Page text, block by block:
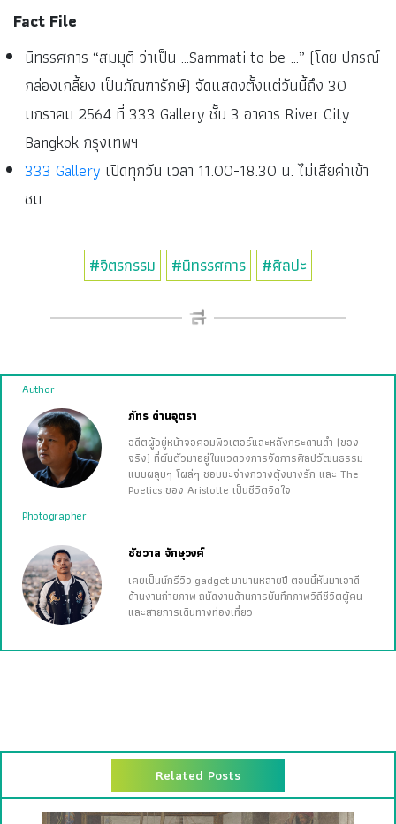
Fact File
นิทรรศการ “สมมุติ ว่าเป็น …Sammati to be …” (โดย ปกรณ์
กล่องเกลี้ยง เป็นภัณฑารักษ์) จัดแสดงตั้งแต่วันนี้ถึง 30
มกราคม 2564 ที่ 333 Gallery ชั้น 3 อาคาร River City
Bangkok กรุงเทพฯ
333 Gallery เปิดทุกวัน เวลา 11.00-18.30 น. ไม่เสียค่าเข้า
ชม
#จิตรกรรม #นิทรรศการ #ศิลปะ
Author
ภัทร ด่านอุตรา
อดีตผู้อยู่หน้าจอคอมพิวเตอร์และหลังกระดานดำ (ของ
จริง) ที่ผันตัวมาอยู่ในแวดวงการจัดการศิลปวัฒนธรรม
แบบผลุบๆ โผล่ๆ ชอบบะจ่างกวางตุ้งบางรัก และ The
Poetics ของ Aristotle เป็นชีวิตจิดใจ
Photographer
ชัชวาล จักษุวงค์
เคยเป็นนักรีวิว gadget มานานหลายปี ตอนนี้หันมาเอาดี
ด้านงานถ่ายภาพ ถนัดงานด้านการบันทึกภาพวิถีชีวิตผู้คน
และสายการเดินทางท่องเที่ยว
Related Posts